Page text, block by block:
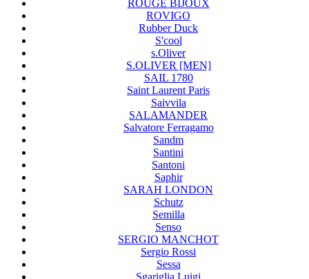
ROUGE BIJOUX
ROVIGO
Rubber Duck
S'cool
s.Oliver
S.OLIVER [MEN]
SAIL 1780
Saint Laurent Paris
Saivvila
SALAMANDER
Salvatore Ferragamo
Sandm
Santini
Santoni
Saphir
SARAH LONDON
Schutz
Semilla
Senso
SERGIO MANCHOT
Sergio Rossi
Sessa